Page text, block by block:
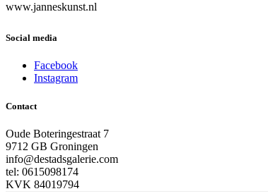
www.janneskunst.nl
Social media
Facebook
Instagram
Contact
Oude Boteringestraat 7
9712 GB Groningen
info@destadsgalerie.com
tel: 0615098174
KVK 84019794